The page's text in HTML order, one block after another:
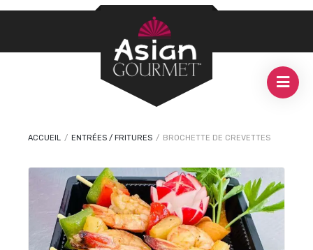
ACCUEIL / ENTRÉES / FRITURES / BROCHETTE DE CREVETTES